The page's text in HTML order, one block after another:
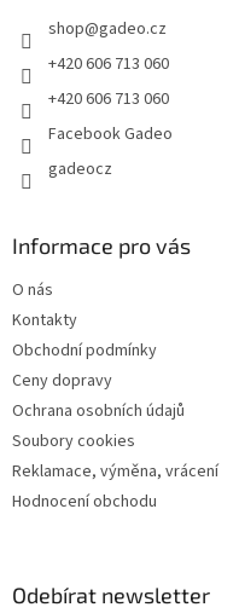
shop@gadeo.cz
+420 606 713 060
+420 606 713 060
Facebook Gadeo
gadeocz
Informace pro vás
O nás
Kontakty
Obchodní podmínky
Ceny dopravy
Ochrana osobních údajů
Soubory cookies
Reklamace, výměna, vrácení
Hodnocení obchodu
Odebírat newsletter